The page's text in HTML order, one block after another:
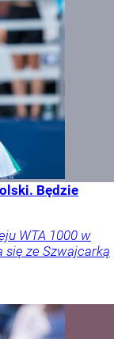
Będzie
WTA 1000 w
się ze Szwajcarką